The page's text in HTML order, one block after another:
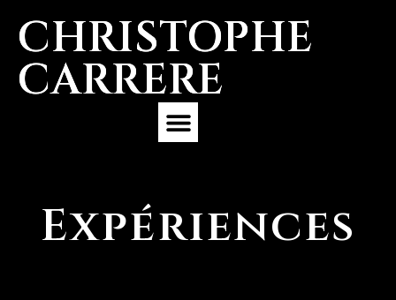
CHRISTOPHE
CARRERE
Expériences